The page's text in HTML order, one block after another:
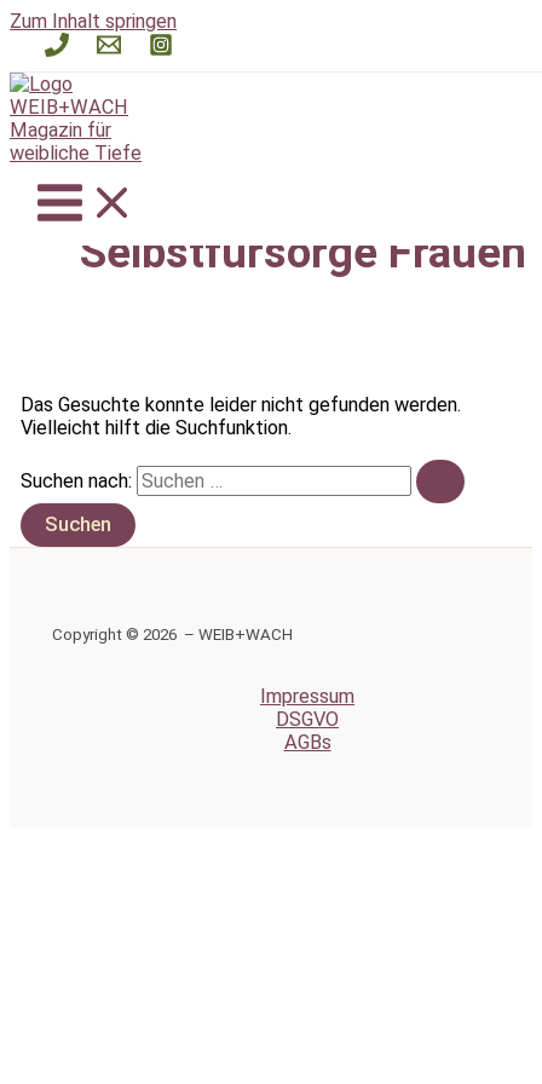
Zum Inhalt springen
Selbstfürsorge Frauen
Das Gesuchte konnte leider nicht gefunden werden.
Vielleicht hilft die Suchfunktion.
Suchen nach:
Copyright © 2026 – WEIB+WACH
Impressum
DSGVO
AGBs